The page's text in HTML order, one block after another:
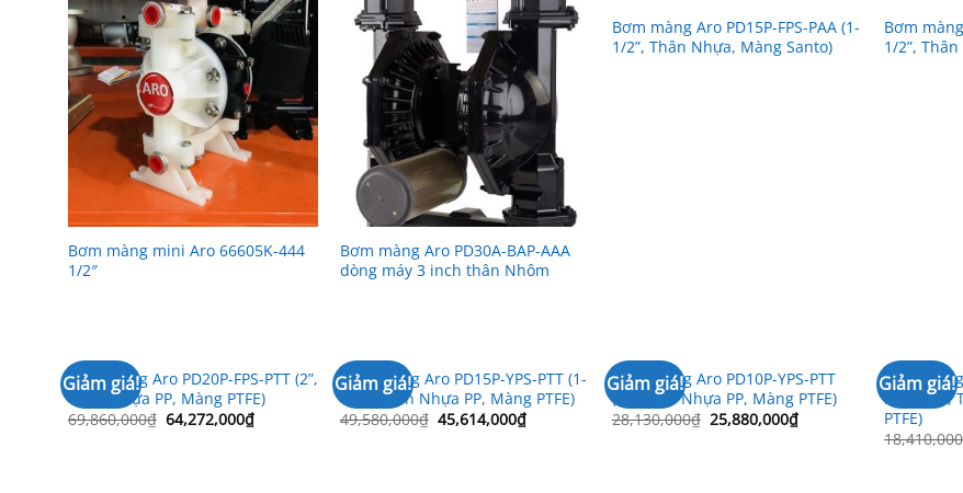
Bơm màng mini Aro 66605K-444
1/2″
Bơm màng Aro PD30A-BAP-AAA
dòng máy 3 inch thân Nhôm
Bơm màng Aro PD15P-FPS-PAA (1-
1/2”, Thân Nhựa, Màng Santo)
Bơm
1/2”,
Giảm giá!
Bơm màng Aro PD20P-FPS-PTT (2”,
Thân Nhựa PP, Màng PTFE)
69,860,000₫ Giá
gốc
64,272,000₫Giá
hiện
Giảm giá!
Bơm màng Aro PD15P-YPS-PTT (1-
1/2”, Thân Nhựa PP, Màng PTFE)
49,580,000₫ Giá
gốc
45,614,000₫Giá
hiện
Giảm giá!
Bơm màng Aro PD10P-YPS-PTT
(1”, Thân Nhựa PP, Màng PTFE)
28,130,000₫ Giá
gốc
25,880,000₫Giá
hiện
Giảm giá!
Bơm
PTT (3/4”,
PTFE)
18,410,000